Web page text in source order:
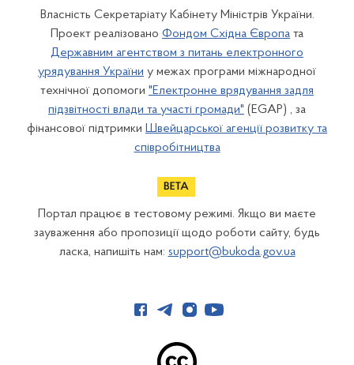
Власність Секретаріату Кабінету Міністрів України.
Проект реалізовано Фондом Східна Європа та
Державним агентством з питань електронного
урядування України у межах програми міжнародної
технічної допомоги "Електронне врядування задля
підзвітності влади та участі громади" (EGAP) , за
фінансової підтримки Швейцарської агенції розвитку та
співробітництва
Портал працює в тестовому режимі. Якщо ви маєте
зауваження або пропозиції щодо роботи сайту, будь
ласка, напишіть нам: support@bukoda.gov.ua